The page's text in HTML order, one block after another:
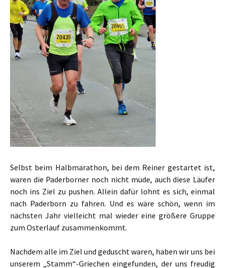
Selbst beim Halbmarathon, bei dem Reiner gestartet ist,
waren die Paderborner noch nicht müde, auch diese Läufer
noch ins Ziel zu pushen. Allein dafür lohnt es sich, einmal
nach Paderborn zu fahren. Und es wäre schön, wenn im
nächsten Jahr vielleicht mal wieder eine größere Gruppe
zum Osterlauf zusammenkommt.
Nachdem alle im Ziel und geduscht waren, haben wir uns bei
unserem „Stamm“-Griechen eingefunden, der uns freudig